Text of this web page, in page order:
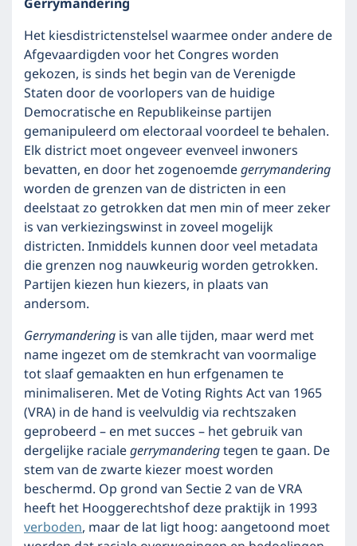
Het kiesdistrictenstelsel waarmee onder andere de
Afgevaardigden voor het Congres worden
gekozen, is sinds het begin van de Verenigde
Staten door de voorlopers van de huidige
Democratische en Republikeinse partijen
gemanipuleerd om electoraal voordeel te behalen.
Elk district moet ongeveer evenveel inwoners
bevatten, en door het zogenoemdegerrymandering
worden de grenzen van de districten in een
deelstaat zo getrokken dat men min of meer zeker
is van verkiezingswinst in zoveel mogelijk
districten. Inmiddels kunnen door veel metadata
die grenzen nog nauwkeurig worden getrokken.
Partijen kiezen hun kiezers, in plaats van
andersom.
Gerrymanderingis van alle tijden, maar werd met
name ingezet om de stemkracht van voormalige
tot slaaf gemaakten en hun erfgenamen te
minimaliseren. Met de Voting Rights Act van 1965
(VRA) in de hand is veelvuldig via rechtszaken
geprobeerd – en met succes – het gebruik van
dergelijke racialegerrymanderingtegen te gaan. De
stem van de zwarte kiezer moest worden
beschermd. Op grond van Sectie 2 van de VRA
heeft het Hooggerechtshof deze praktijk in 1993
verboden, maar de lat ligt hoog: aangetoond moet